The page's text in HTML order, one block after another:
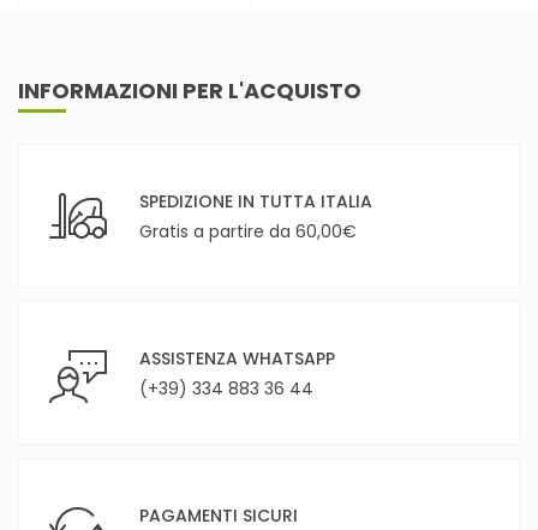
INFORMAZIONI PER L'ACQUISTO
SPEDIZIONE IN TUTTA ITALIA
Gratis a partire da 60,00€
ASSISTENZA WHATSAPP
(+39) 334 883 36 44
PAGAMENTI SICURI